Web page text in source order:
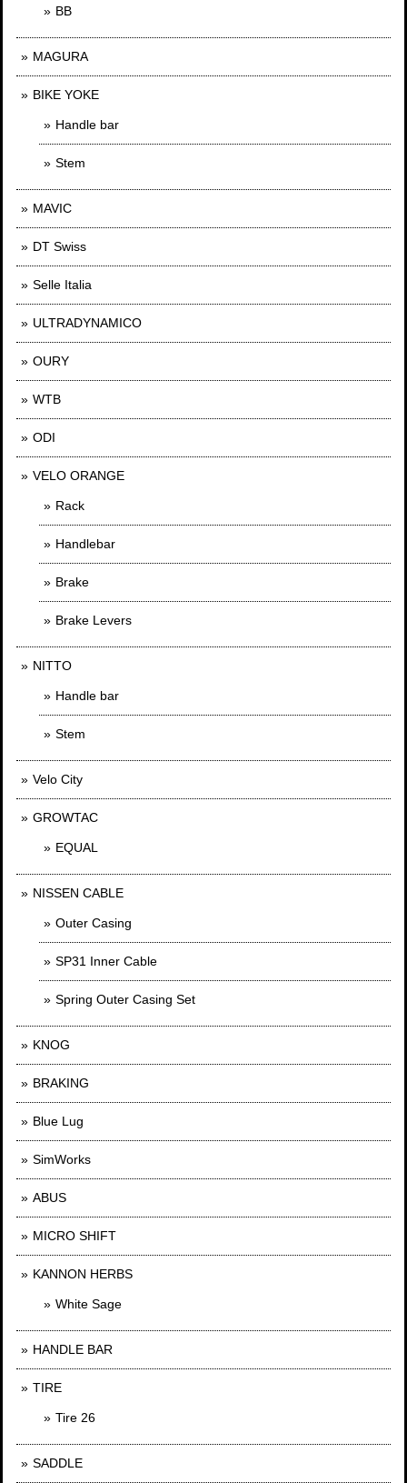
BB
MAGURA
BIKE YOKE
Handle bar
Stem
MAVIC
DT Swiss
Selle Italia
ULTRADYNAMICO
OURY
WTB
ODI
VELO ORANGE
Rack
Handlebar
Brake
Brake Levers
NITTO
Handle bar
Stem
Velo City
GROWTAC
EQUAL
NISSEN CABLE
Outer Casing
SP31 Inner Cable
Spring Outer Casing Set
KNOG
BRAKING
Blue Lug
SimWorks
ABUS
MICRO SHIFT
KANNON HERBS
White Sage
HANDLE BAR
TIRE
Tire 26
SADDLE